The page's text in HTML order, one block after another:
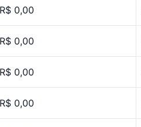
R$ 0,00
R$ 0,00
R$ 0,00
R$ 0,00